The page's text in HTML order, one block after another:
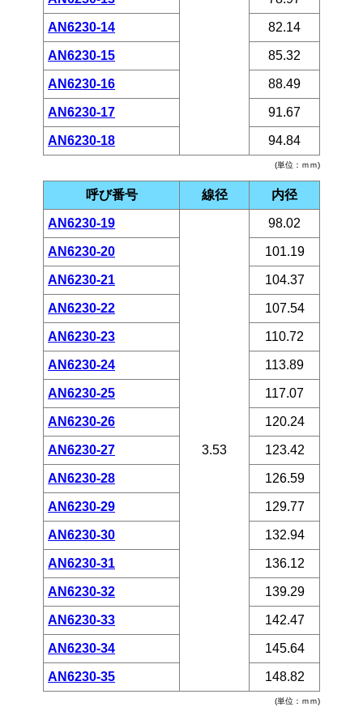
(単位：ｍｍ)
AN6230-14 82.14
AN6230-15 85.32
AN6230-16 88.49
AN6230-17 91.67
AN6230-18 94.84
(単位：ｍｍ)
呼び番号 線径 内径
AN6230-19
3.53
98.02
AN6230-20 101.19
AN6230-21 104.37
AN6230-22 107.54
AN6230-23 110.72
AN6230-24 113.89
AN6230-25 117.07
AN6230-26 120.24
AN6230-27 123.42
AN6230-28 126.59
AN6230-29 129.77
AN6230-30 132.94
AN6230-31 136.12
AN6230-32 139.29
AN6230-33 142.47
AN6230-34 145.64
AN6230-35 148.82